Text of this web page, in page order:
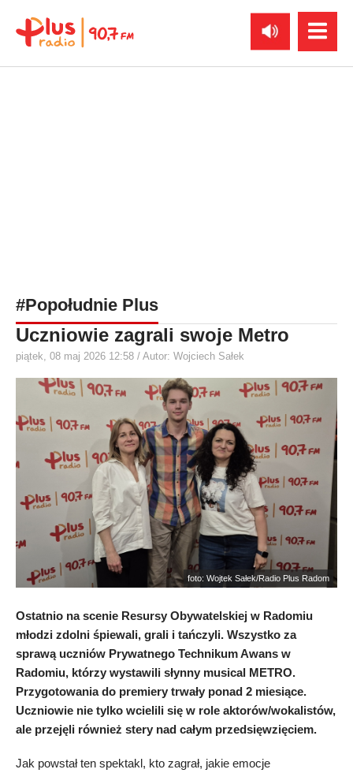
#Popołudnie Plus
Uczniowie zagrali swoje Metro
piątek, 08 maj 2026 12:58 / Autor: Wojciech Sałek
foto: Wojtek Sałek/Radio Plus Radom
Ostatnio na scenie Resursy Obywatelskiej w Radomiu
młodzi zdolni śpiewali, grali i tańczyli. Wszystko za
sprawą uczniów Prywatnego Technikum Awans w
Radomiu, którzy wystawili słynny musical METRO.
Przygotowania do premiery trwały ponad 2 miesiące.
Uczniowie nie tylko wcielili się w role aktorów/wokalistów,
ale przejęli również stery nad całym przedsięwzięciem.
Jak powstał ten spektakl, kto zagrał, jakie emocje